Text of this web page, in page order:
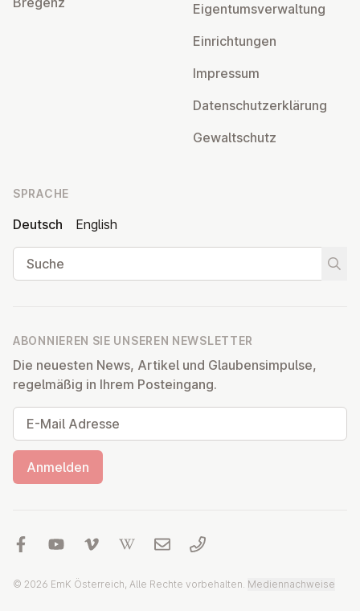
Ei­gen­tums­ver­wal­tung
Ein­rich­tun­gen
Impressum
Da­ten­schutz­er­klä­rung
Ge­walt­schutz
SPRACHE
Deutsch
English
Suche
ABONNIEREN SIE UNSEREN NEWSLETTER
Die neuesten News, Artikel und Glaubensimpulse,
regelmäßig in Ihrem Posteingang.
E-Mail Adresse
Anmelden
© 2026 EmK Österreich, Alle Rechte vorbehalten. Mediennachweise